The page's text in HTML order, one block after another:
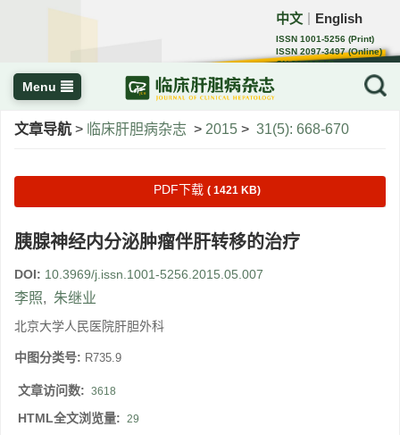
中文 English
ISSN 1001-5256 (Print)
ISSN 2097-3497 (Online)
CN 22-1108/R
Menu
文章导航 > 临床肝胆病杂志 > 2015 > 31(5): 668-670
PDF下载 ( 1421 KB)
胰腺神经内分泌肿瘤伴肝转移的治疗
DOI: 10.3969/j.issn.1001-5256.2015.05.007
李照, 朱继业
北京大学人民医院肝胆外科
中图分类号: R735.9
文章访问数: 3618
HTML全文浏览量: 29